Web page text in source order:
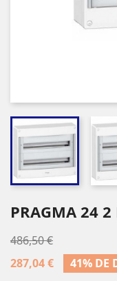
PRAGMA 24 2
486,50 €
287,04 €
41% DE